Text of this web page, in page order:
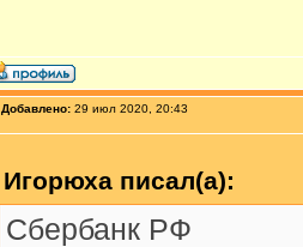
Добавлено: 29 июл 2020, 20:43
Игорюха писал(а):
Сбербанк РФ